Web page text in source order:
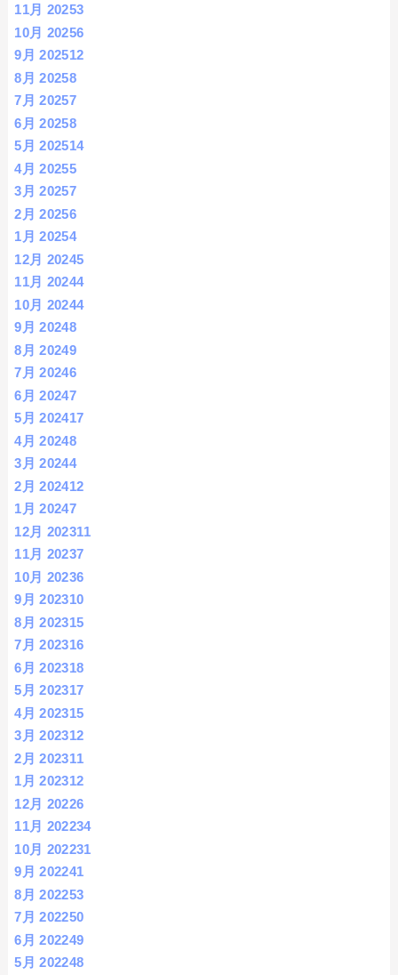
11月 20253
10月 20256
9月 202512
8月 20258
7月 20257
6月 20258
5月 202514
4月 20255
3月 20257
2月 20256
1月 20254
12月 20245
11月 20244
10月 20244
9月 20248
8月 20249
7月 20246
6月 20247
5月 202417
4月 20248
3月 20244
2月 202412
1月 20247
12月 202311
11月 20237
10月 20236
9月 202310
8月 202315
7月 202316
6月 202318
5月 202317
4月 202315
3月 202312
2月 202311
1月 202312
12月 20226
11月 202234
10月 202231
9月 202241
8月 202253
7月 202250
6月 202249
5月 202248